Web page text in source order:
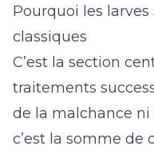
Pourquoi les
classiques
C’est la section
traitements
de la malchance ni
c’est la somme de